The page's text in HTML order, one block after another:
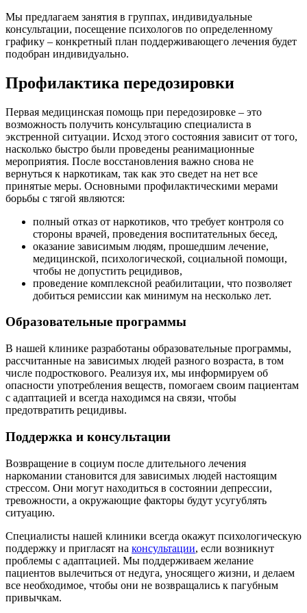
Мы предлагаем занятия в группах, индивидуальные
консультации, посещение психологов по определенному
графику – конкретный план поддерживающего лечения будет
подобран индивидуально.
Профилактика передозировки
Первая медицинская помощь при передозировке – это
возможность получить консультацию специалиста в
экстренной ситуации. Исход этого состояния зависит от того,
насколько быстро были проведены реанимационные
мероприятия. После восстановления важно снова не
вернуться к наркотикам, так как это сведет на нет все
принятые меры. Основными профилактическими мерами
борьбы с тягой являются:
полный отказ от наркотиков, что требует контроля со
стороны врачей, проведения воспитательных бесед,
оказание зависимым людям, прошедшим лечение,
медицинской, психологической, социальной помощи,
чтобы не допустить рецидивов,
проведение комплексной реабилитации, что позволяет
добиться ремиссии как минимум на несколько лет.
Образовательные программы
В нашей клинике разработаны образовательные программы,
рассчитанные на зависимых людей разного возраста, в том
числе подросткового. Реализуя их, мы информируем об
опасности употребления веществ, помогаем своим пациентам
с адаптацией и всегда находимся на связи, чтобы
предотвратить рецидивы.
Поддержка и консультации
Возвращение в социум после длительного лечения
наркомании становится для зависимых людей настоящим
стрессом. Они могут находиться в состоянии депрессии,
тревожности, а окружающие факторы будут усугублять
ситуацию.
Специалисты нашей клиники всегда окажут психологическую
поддержку и пригласят на консультации, если возникнут
проблемы с адаптацией. Мы поддерживаем желание
пациентов вылечиться от недуга, уносящего жизни, и делаем
все необходимое, чтобы они не возвращались к пагубным
привычкам.